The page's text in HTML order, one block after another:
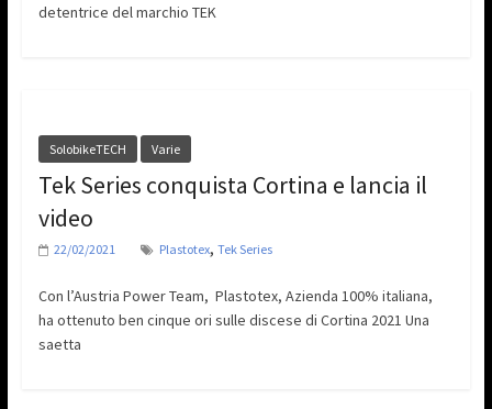
detentrice del marchio TEK
SolobikeTECH Varie
Tek Series conquista Cortina e lancia il
video
22/02/2021 Plastotex, Tek Series
Con l’Austria Power Team, Plastotex, Azienda 100% italiana,
ha ottenuto ben cinque ori sulle discese di Cortina 2021 Una
saetta